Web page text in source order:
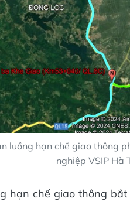
luồng hạn chế giao thông
nghiệp VSIP Hà
hạn chế giao thông